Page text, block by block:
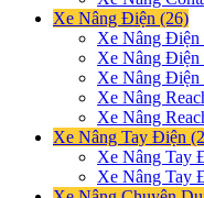
Xe Nâng Điện (26)
Xe Nâng Điện
Xe Nâng Điện
Xe Nâng
Xe Nâng
Xe Nâng
Xe Nâng Tay Điện
Xe Nâng Tay
Xe Nâng Tay